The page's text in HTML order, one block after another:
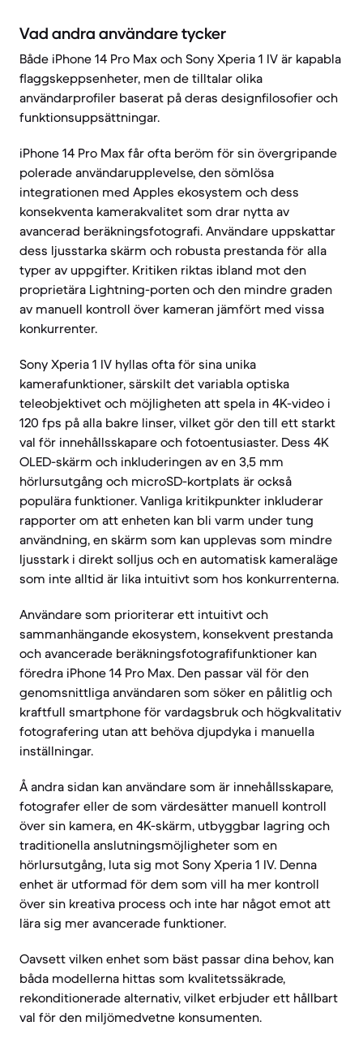
Vad andra användare tycker
Både iPhone 14 Pro Max och Sony Xperia 1 IV är kapabla
flaggskeppsenheter, men de tilltalar olika
användarprofiler baserat på deras designfilosofier och
funktionsuppsättningar.
iPhone 14 Pro Max får ofta beröm för sin övergripande
polerade användarupplevelse, den sömlösa
integrationen med Apples ekosystem och dess
konsekventa kamerakvalitet som drar nytta av
avancerad beräkningsfotografi. Användare uppskattar
dess ljusstarka skärm och robusta prestanda för alla
typer av uppgifter. Kritiken riktas ibland mot den
proprietära Lightning-porten och den mindre graden
av manuell kontroll över kameran jämfört med vissa
konkurrenter.
Sony Xperia 1 IV hyllas ofta för sina unika
kamerafunktioner, särskilt det variabla optiska
teleobjektivet och möjligheten att spela in 4K-video i
120 fps på alla bakre linser, vilket gör den till ett starkt
val för innehållsskapare och fotoentusiaster. Dess 4K
OLED-skärm och inkluderingen av en 3,5 mm
hörlursutgång och microSD-kortplats är också
populära funktioner. Vanliga kritikpunkter inkluderar
rapporter om att enheten kan bli varm under tung
användning, en skärm som kan upplevas som mindre
ljusstark i direkt solljus och en automatisk kameraläge
som inte alltid är lika intuitivt som hos konkurrenterna.
Användare som prioriterar ett intuitivt och
sammanhängande ekosystem, konsekvent prestanda
och avancerade beräkningsfotografifunktioner kan
föredra iPhone 14 Pro Max. Den passar väl för den
genomsnittliga användaren som söker en pålitlig och
kraftfull smartphone för vardagsbruk och högkvalitativ
fotografering utan att behöva djupdyka i manuella
inställningar.
Å andra sidan kan användare som är innehållsskapare,
fotografer eller de som värdesätter manuell kontroll
över sin kamera, en 4K-skärm, utbyggbar lagring och
traditionella anslutningsmöjligheter som en
hörlursutgång, luta sig mot Sony Xperia 1 IV. Denna
enhet är utformad för dem som vill ha mer kontroll
över sin kreativa process och inte har något emot att
lära sig mer avancerade funktioner.
Oavsett vilken enhet som bäst passar dina behov, kan
båda modellerna hittas som kvalitetssäkrade,
rekonditionerade alternativ, vilket erbjuder ett hållbart
val för den miljömedvetne konsumenten.